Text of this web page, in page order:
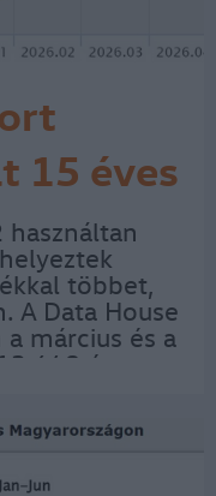
15 éves
többet,
A Data House
március és a
648 és
30,1